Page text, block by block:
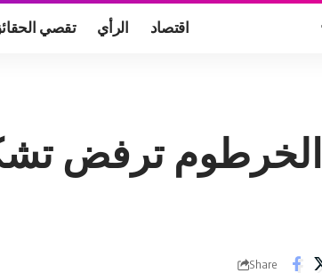
تقصي الرأي اقتصاد
الخرطوم ترفض
Share